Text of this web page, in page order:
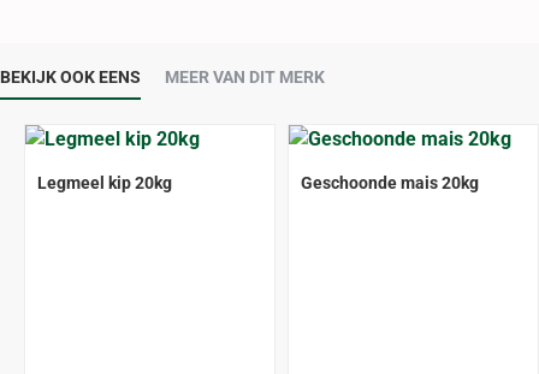
BEKIJK OOK EENS MEER VAN DIT MERK
Legmeel kip 20kg Geschoonde mais 20kg